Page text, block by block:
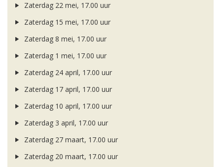
Zaterdag 22 mei, 17.00 uur
Zaterdag 15 mei, 17.00 uur
Zaterdag 8 mei, 17.00 uur
Zaterdag 1 mei, 17.00 uur
Zaterdag 24 april, 17.00 uur
Zaterdag 17 april, 17.00 uur
Zaterdag 10 april, 17.00 uur
Zaterdag 3 april, 17.00 uur
Zaterdag 27 maart, 17.00 uur
Zaterdag 20 maart, 17.00 uur